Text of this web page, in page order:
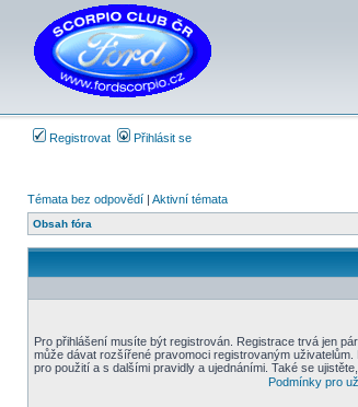
Registrovat Přihlásit se
Témata bez odpovědí | Aktivní témata
Obsah fóra
Pro přihlášení musíte být registrován. Registrace trvá jen
může dávat rozšířené pravomoci registrovaným
pro použití a s dalšími pravidly a ujednáními. Také se
Podmínky pro